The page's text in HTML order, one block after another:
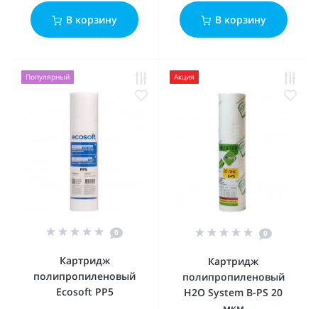
В корзину В корзину
Популярный
0
Картридж
полипропиленовый
Ecosoft PP5
Акция
0
Картридж
полипропиленовый
H2O System B-PS 20